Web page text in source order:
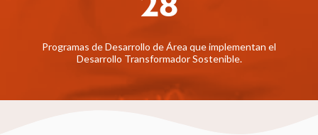
Programas de Desarrollo de Área que implementan el
Desarrollo Transformador Sostenible.